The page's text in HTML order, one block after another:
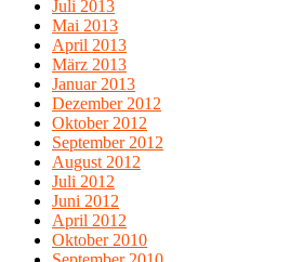
Juli 2013
Mai 2013
April 2013
März 2013
Januar 2013
Dezember 2012
Oktober 2012
September 2012
August 2012
Juli 2012
Juni 2012
April 2012
Oktober 2010